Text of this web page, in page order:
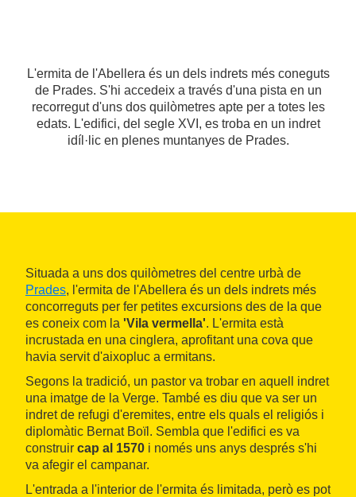
L'ermita de l'Abellera és un dels indrets més coneguts
de Prades. S'hi accedeix a través d'una pista en un
recorregut d'uns dos quilòmetres apte per a totes les
edats. L'edifici, del segle XVI, es troba en un indret
idíl·lic en plenes muntanyes de Prades.
Situada a uns dos quilòmetres del centre urbà de
Prades, l'ermita de l'Abellera és un dels indrets més
concorreguts per fer petites excursions des de la que
es coneix com la 'Vila vermella'. L'ermita està
incrustada en una cinglera, aprofitant una cova que
havia servit d'aixopluc a ermitans.
Segons la tradició, un pastor va trobar en aquell indret
una imatge de la Verge. També es diu que va ser un
indret de refugi d'eremites, entre els quals el religiós i
diplomàtic Bernat Boïl. Sembla que l'edifici es va
construir cap al 1570 i només uns anys després s'hi
va afegir el campanar.
L'entrada a l'interior de l'ermita és limitada, però es pot